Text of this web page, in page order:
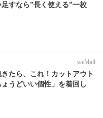
すなら”長く使える”一枚
weMall
たら、これ！カットアウト
うどいい個性」を着回し